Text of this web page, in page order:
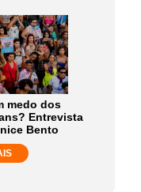
medo dos
Entrevista
Bento